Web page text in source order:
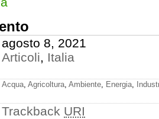
agosto 8, 2021
Articoli, Italia
Acqua, Agricoltura, Ambiente, Energia,
Trackback URI